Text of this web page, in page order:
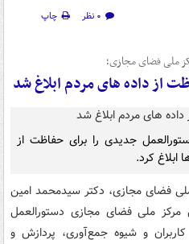
۰ نظر
چاپ
ملی فضای مجازی؛
از داده های مردم ابلاغ شد
جدیدی را برای حفاظت از
ابلاغ کرد.
فضای مجازی، دکتر سیدمحمد امین
مرکز ملی فضای مجازی دستورالعمل
و شیوه جمع‌آوری، پردازش و